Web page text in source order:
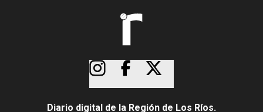
Diario digital de la Región de Los Ríos.